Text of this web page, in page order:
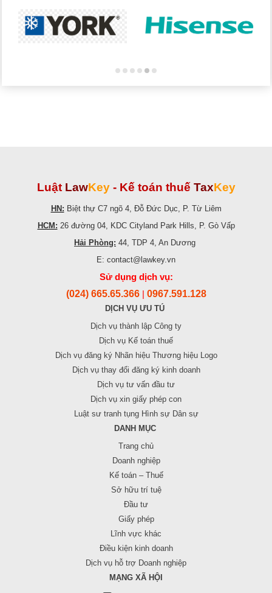
Luật LawKey - Kế toán thuế TaxKey
HN: Biệt thự C7 ngõ 4, Đỗ Đức Dục, P. Từ Liêm
HCM: 26 đường 04, KDC Cityland Park Hills, P. Gò Vấp
Hải Phòng: 44, TDP 4, An Dương
E: contact@lawkey.vn
Sử dụng dịch vụ:
(024) 665.65.366 0967.591.128
DỊCH VỤ ƯU TÚ
Dịch vụ thành lập Công ty
Dịch vụ Kế toán thuế
Dịch vụ đăng ký Nhãn hiệu Thương hiệu Logo
Dịch vụ thay đổi đăng ký kinh doanh
Dịch vụ tư vấn đầu tư
Dịch vụ xin giấy phép con
Luật sư tranh tụng Hình sự Dân sự
DANH MỤC
Trang chủ
Doanh nghiệp
Kế toán – Thuế
Sở hữu trí tuệ
Đầu tư
Giấy phép
Lĩnh vực khác
Điều kiện kinh doanh
Dịch vụ hỗ trợ Doanh nghiệp
MẠNG XÃ HỘI